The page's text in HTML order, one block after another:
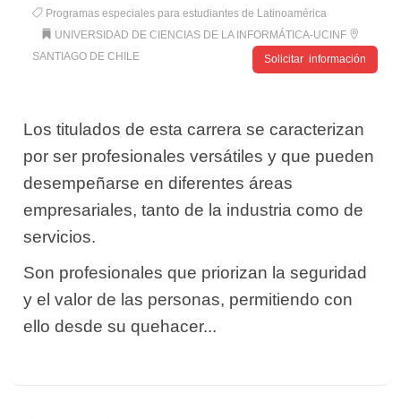
Programas especiales para estudiantes de Latinoamérica
UNIVERSIDAD DE CIENCIAS DE LA INFORMÁTICA-UCINF
SANTIAGO DE CHILE
Solicitar información
Los titulados de esta carrera se caracterizan
por ser profesionales versátiles y que pueden
desempeñarse en diferentes áreas
empresariales, tanto de la industria como de
servicios.
Son profesionales que priorizan la seguridad
y el valor de las personas, permitiendo con
ello desde su quehacer...